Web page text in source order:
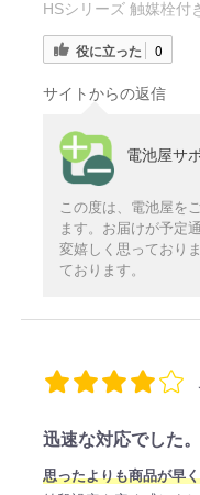
HSシリーズ 触媒栓付
役に立った 0
サイトからの返信
電池屋サ
この度は、電池屋を
ます。お届けが予定
変嬉しく思っており
ております。
迅速な対応でした。
思ったよりも商品が早